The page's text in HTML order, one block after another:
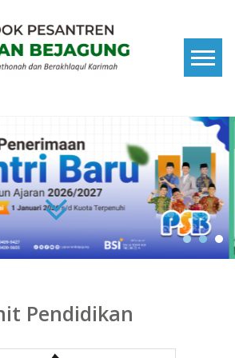
Sunan
Pendidikan